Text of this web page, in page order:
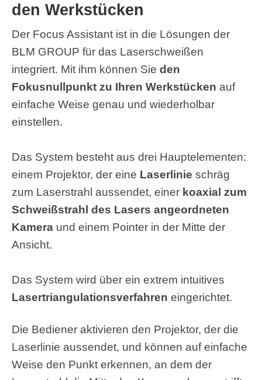
den Werkstücken
Der Focus Assistant ist in die Lösungen der
BLM GROUP für das Laserschweißen
integriert. Mit ihm können Sie den
Fokusnullpunkt zu Ihren Werkstücken auf
einfache Weise genau und wiederholbar
einstellen.
Das System besteht aus drei Hauptelementen:
einem Projektor, der eine Laserlinie schräg
zum Laserstrahl aussendet, einer koaxial zum
Schweißstrahl des Lasers angeordneten
Kamera und einem Pointer in der Mitte der
Ansicht.
Das System wird über ein extrem intuitives
Lasertriangulationsverfahren eingerichtet.
Die Bediener aktivieren den Projektor, der die
Laserlinie aussendet, und können auf einfache
Weise den Punkt erkennen, an dem der